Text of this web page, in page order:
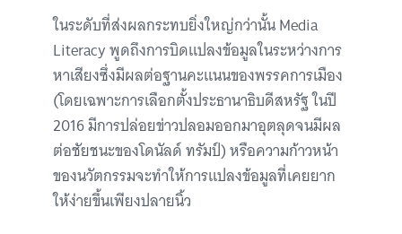
ในระดับที่ส่งผลกระทบยิ่งใหญ่กว่านั้น Media
Literacy พูดถึงการบิดแปลงข้อมูลในระหว่างการ
หาเสียงซึ่งมีผลต่อฐานคะแนนของพรรคการเมือง
(โดยเฉพาะการเลือกตั้งประธานาธิบดีสหรัฐ ในปี
2016 มีการปล่อยข่าวปลอมออกมาอุตลุดจนมีผล
ต่อชัยชนะของโดนัลด์ ทรัมป์) หรือความก้าวหน้า
ของนวัตกรรมจะทำให้การแปลงข้อมูลที่เคยยาก
ให้ง่ายขึ้นเพียงปลายนิ้ว